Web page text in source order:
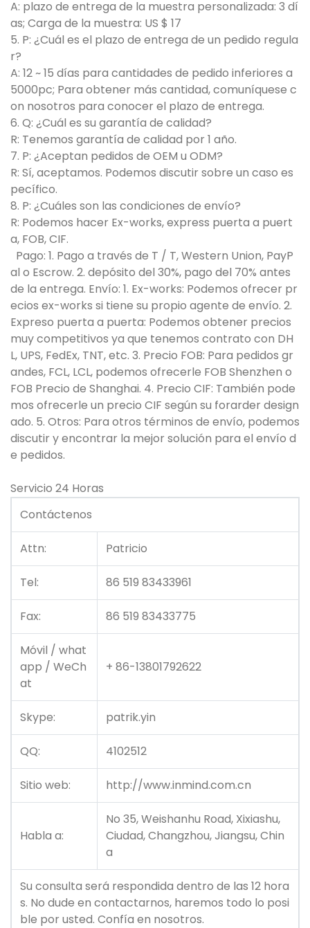
A: plazo de entrega de la muestra personalizada: 3 dí
as; Carga de la muestra: US $ 17
5. P: ¿Cuál es el plazo de entrega de un pedido regula
r?
A: 12 ~ 15 días para cantidades de pedido inferiores a
5000pc; Para obtener más cantidad, comuníquese c
on nosotros para conocer el plazo de entrega.
6. Q: ¿Cuál es su garantía de calidad?
R: Tenemos garantía de calidad por 1 año.
7. P: ¿Aceptan pedidos de OEM u ODM?
R: Sí, aceptamos. Podemos discutir sobre un caso es
pecífico.
8. P: ¿Cuáles son las condiciones de envío?
R: Podemos hacer Ex-works, express puerta a puert
a, FOB, CIF.
Pago: 1. Pago a través de T / T, Western Union, PayP
al o Escrow. 2. depósito del 30%, pago del 70% antes
de la entrega. Envío: 1. Ex-works: Podemos ofrecer pr
ecios ex-works si tiene su propio agente de envío. 2.
Expreso puerta a puerta: Podemos obtener precios
muy competitivos ya que tenemos contrato con DH
L, UPS, FedEx, TNT, etc. 3. Precio FOB: Para pedidos gr
andes, FCL, LCL, podemos ofrecerle FOB Shenzhen o
FOB Precio de Shanghai. 4. Precio CIF: También pode
mos ofrecerle un precio CIF según su forarder design
ado. 5. Otros: Para otros términos de envío, podemos
discutir y encontrar la mejor solución para el envío d
e pedidos.
Servicio 24 Horas
Contáctenos
Attn: Patricio
Tel: 86 519 83433961
Fax: 86 519 83433775
Móvil / what
app / WeCh
at
+ 86-13801792622
Skype: patrik.yin
QQ: 4102512
Sitio web: http://www.inmind.com.cn
Habla a:
No 35, Weishanhu Road, Xixiashu,
Ciudad, Changzhou, Jiangsu, Chin
a
Su consulta será respondida dentro de las 12 hora
s. No dude en contactarnos, haremos todo lo posi
ble por usted. Confía en nosotros.